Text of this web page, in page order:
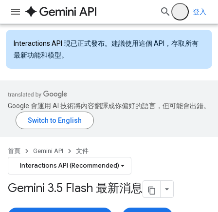
登入
Interactions API 現已正式發布。建議使用這個 API，存取所有
最新功能和模型。
Google 會運用 AI 技術將內容翻譯成你偏好的語言，但可能會出錯。
首頁 Gemini API 文件
Interactions API (Recommended)
Gemini 3.5 Flash 最新消息